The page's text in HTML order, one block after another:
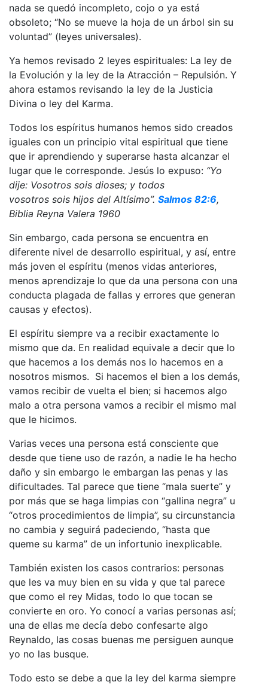
nada se quedó incompleto, cojo o ya está
obsoleto; “No se mueve la hoja de un árbol sin su
voluntad” (leyes universales).
Ya hemos revisado 2 leyes espirituales: La ley de
la Evolución y la ley de la Atracción – Repulsión. Y
ahora estamos revisando la ley de la Justicia
Divina o ley del Karma.
Todos los espíritus humanos hemos sido creados
iguales con un principio vital espiritual que tiene
que ir aprendiendo y superarse hasta alcanzar el
lugar que le corresponde. Jesús lo expuso: “Yo
dije: Vosotros sois dioses; y todos
vosotros sois hijos del Altísimo”. Salmos 82:6,
Biblia Reyna Valera 1960
Sin embargo, cada persona se encuentra en
diferente nivel de desarrollo espiritual, y así, entre
más joven el espíritu (menos vidas anteriores,
menos aprendizaje lo que da una persona con una
conducta plagada de fallas y errores que generan
causas y efectos).
El espíritu siempre va a recibir exactamente lo
mismo que da. En realidad equivale a decir que lo
que hacemos a los demás nos lo hacemos en a
nosotros mismos. Si hacemos el bien a los demás,
vamos recibir de vuelta el bien; si hacemos algo
malo a otra persona vamos a recibir el mismo mal
que le hicimos.
Varias veces una persona está consciente que
desde que tiene uso de razón, a nadie le ha hecho
daño y sin embargo le embargan las penas y las
dificultades. Tal parece que tiene “mala suerte” y
por más que se haga limpias con “gallina negra” u
“otros procedimientos de limpia”, su circunstancia
no cambia y seguirá padeciendo, “hasta que
queme su karma” de un infortunio inexplicable.
También existen los casos contrarios: personas
que les va muy bien en su vida y que tal parece
que como el rey Midas, todo lo que tocan se
convierte en oro. Yo conocí a varias personas así;
una de ellas me decía debo confesarte algo
Reynaldo, las cosas buenas me persiguen aunque
yo no las busque.
Todo esto se debe a que la ley del karma siempre